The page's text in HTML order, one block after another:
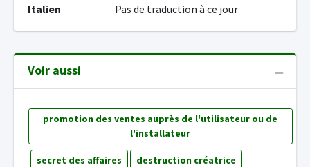
Italien
Pas de traduction à ce jour
Voir aussi
promotion des ventes auprès de l'utilisateur ou de
l'installateur
secret des affaires destruction créatrice